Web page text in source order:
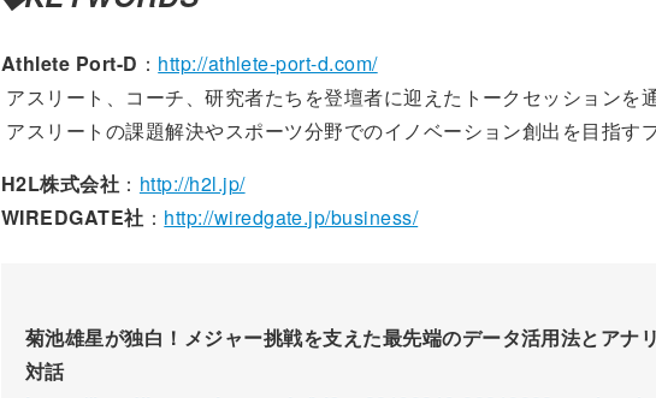
Athlete Port-D ： http://athlete-port-d.com/
アスリート、コーチ、研究者たちを登壇者に迎えたトークセッションを
アスリートの課題解決やスポーツ分野でのイノベーション創出を目指す
H2L株式会社 ： http://h2l.jp/
WIREDGATE社 ： http://wiredgate.jp/business/
菊池雄星が独白！メジャー挑戦を支えた最先端のデータ活用法とアナ
対話